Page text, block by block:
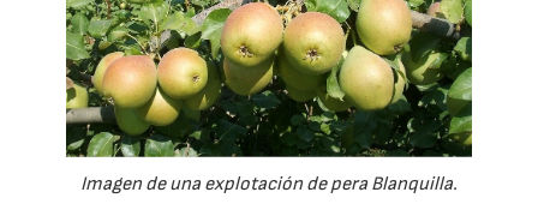
Imagen de una explotación de pera Blanquilla.